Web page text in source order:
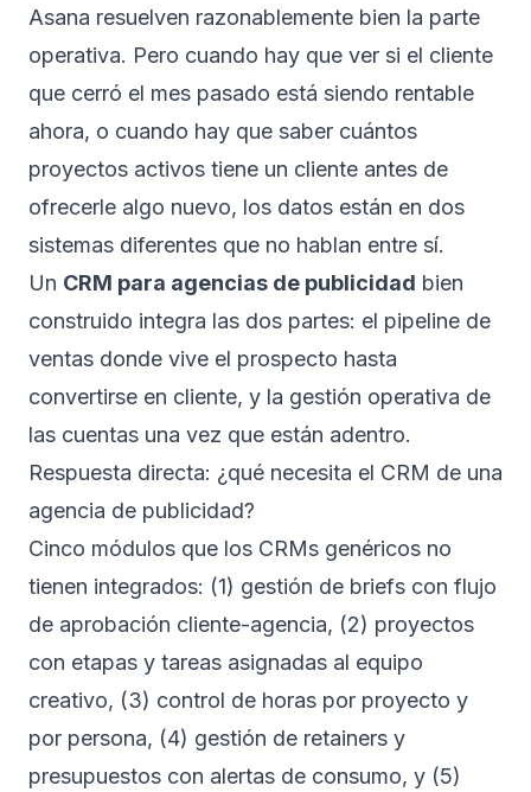
Asana resuelven razonablemente bien la parte
operativa. Pero cuando hay que ver si el cliente
que cerró el mes pasado está siendo rentable
ahora, o cuando hay que saber cuántos
proyectos activos tiene un cliente antes de
ofrecerle algo nuevo, los datos están en dos
sistemas diferentes que no hablan entre sí.
Un CRM para agencias de publicidad bien
construido integra las dos partes: el pipeline de
ventas donde vive el prospecto hasta
convertirse en cliente, y la gestión operativa de
las cuentas una vez que están adentro.
Respuesta directa: ¿qué necesita el CRM de una
agencia de publicidad?
Cinco módulos que los CRMs genéricos no
tienen integrados: (1) gestión de briefs con flujo
de aprobación cliente-agencia, (2) proyectos
con etapas y tareas asignadas al equipo
creativo, (3) control de horas por proyecto y
por persona, (4) gestión de retainers y
presupuestos con alertas de consumo, y (5)